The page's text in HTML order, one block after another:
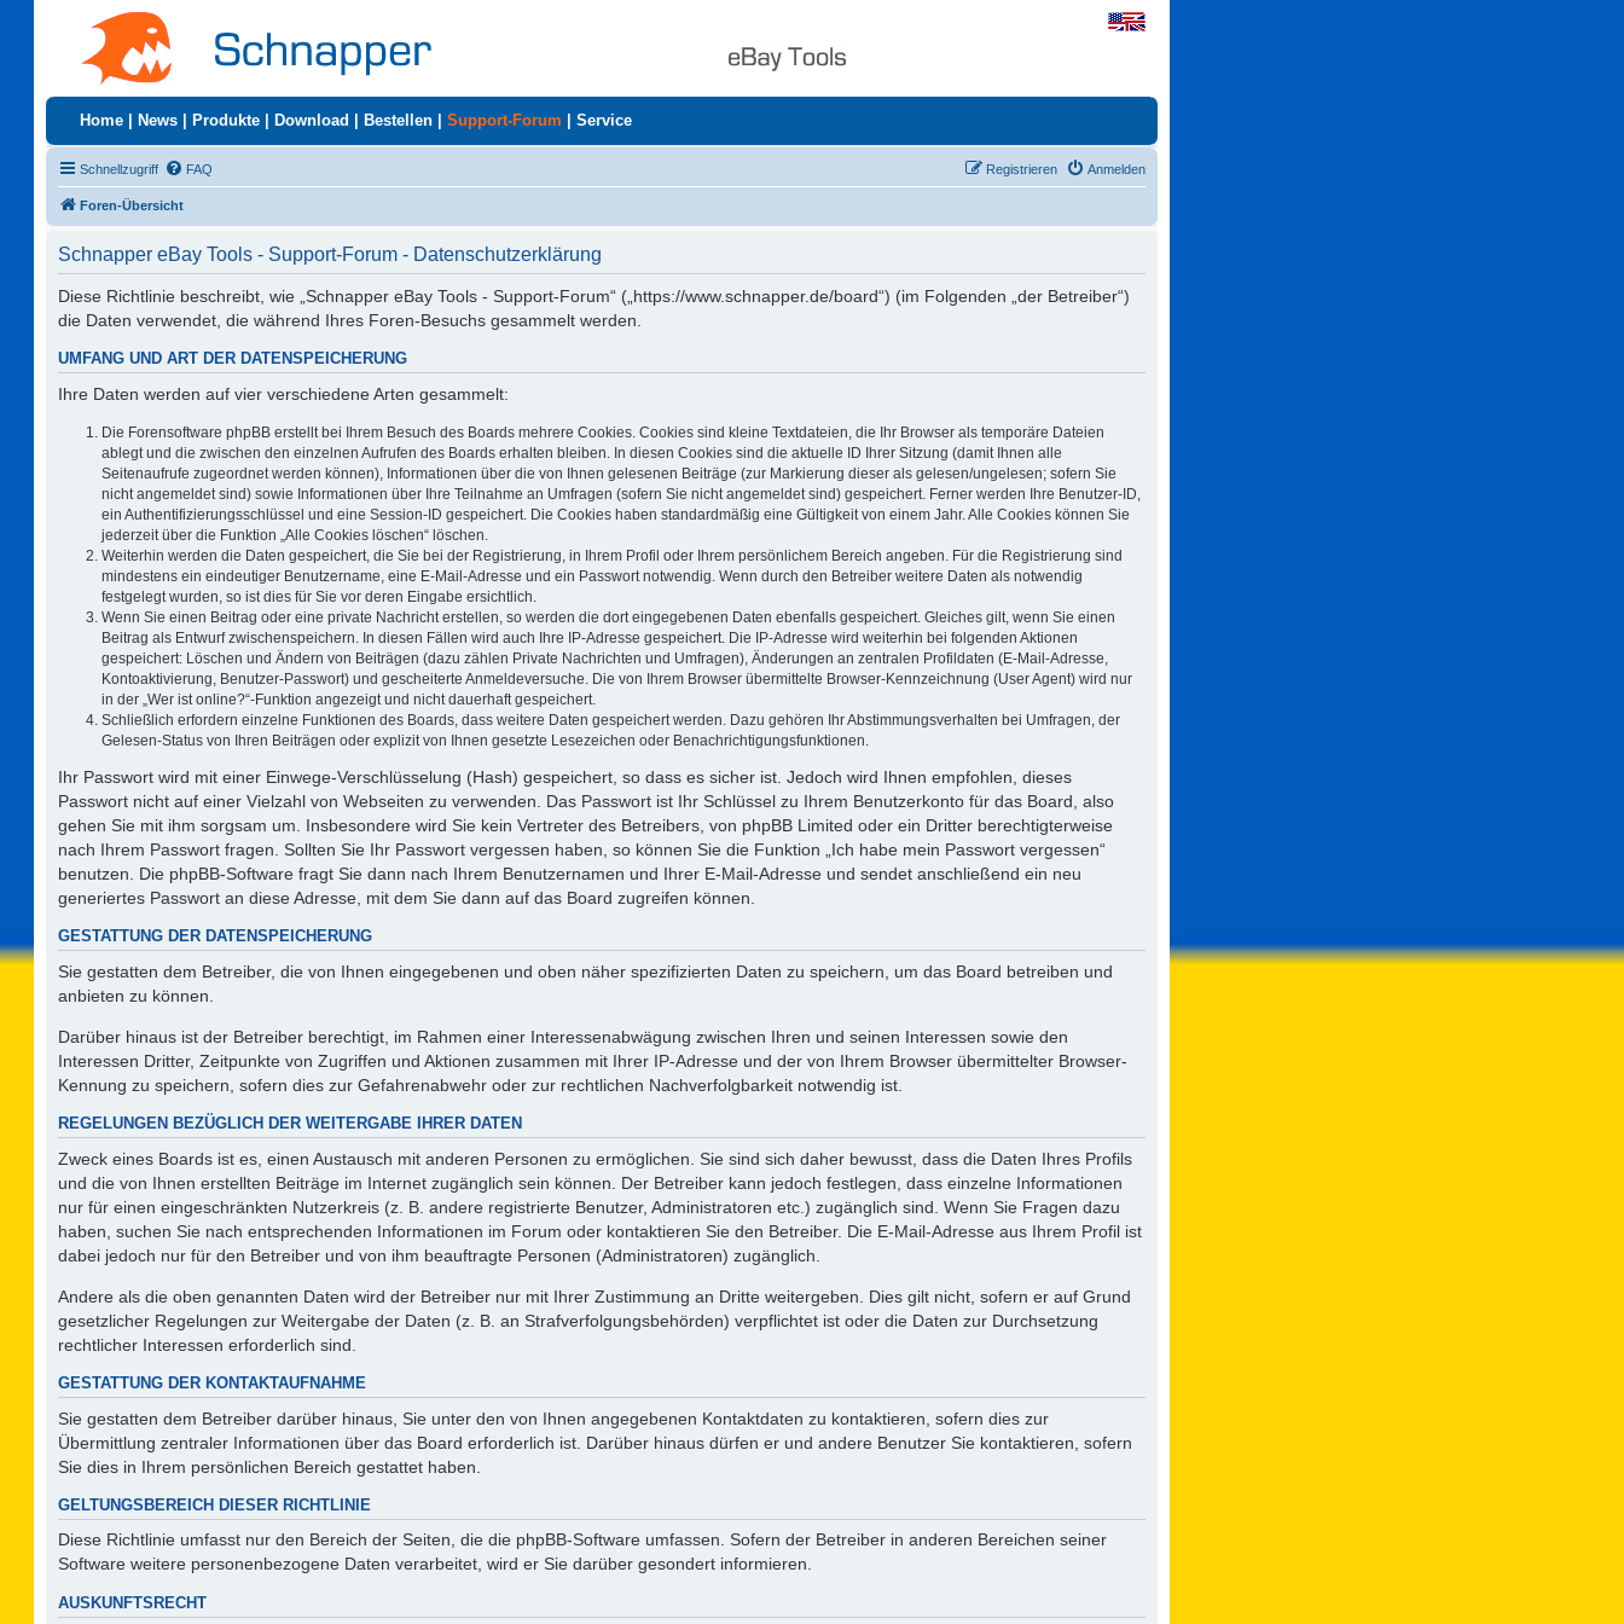
Home News Produkte Download Bestellen Support-Forum Service
Schnellzugriff FAQ Anmelden
Registrieren
Foren-Übersicht
Schnapper eBay Tools - Support-Forum - Datenschutzerklärung
Diese Richtlinie beschreibt, wie „Schnapper eBay Tools - Support-Forum“ („https://www.schnapper.de/board“) (im Folgenden „der Betreiber“)
die Daten verwendet, die während Ihres Foren-Besuchs gesammelt werden.
UMFANG UND ART DER DATENSPEICHERUNG
Ihre Daten werden auf vier verschiedene Arten gesammelt:
Die Forensoftware phpBB erstellt bei Ihrem Besuch des Boards mehrere Cookies. Cookies sind kleine Textdateien, die Ihr Browser als temporäre Dateien
ablegt und die zwischen den einzelnen Aufrufen des Boards erhalten bleiben. In diesen Cookies sind die aktuelle ID Ihrer Sitzung (damit Ihnen alle
Seitenaufrufe zugeordnet werden können), Informationen über die von Ihnen gelesenen Beiträge (zur Markierung dieser als gelesen/ungelesen; sofern Sie
nicht angemeldet sind) sowie Informationen über Ihre Teilnahme an Umfragen (sofern Sie nicht angemeldet sind) gespeichert. Ferner werden Ihre Benutzer-ID,
ein Authentifizierungsschlüssel und eine Session-ID gespeichert. Die Cookies haben standardmäßig eine Gültigkeit von einem Jahr. Alle Cookies können Sie
jederzeit über die Funktion „Alle Cookies löschen“ löschen.
Weiterhin werden die Daten gespeichert, die Sie bei der Registrierung, in Ihrem Profil oder Ihrem persönlichem Bereich angeben. Für die Registrierung sind
mindestens ein eindeutiger Benutzername, eine E-Mail-Adresse und ein Passwort notwendig. Wenn durch den Betreiber weitere Daten als notwendig
festgelegt wurden, so ist dies für Sie vor deren Eingabe ersichtlich.
Wenn Sie einen Beitrag oder eine private Nachricht erstellen, so werden die dort eingegebenen Daten ebenfalls gespeichert. Gleiches gilt, wenn Sie einen
Beitrag als Entwurf zwischenspeichern. In diesen Fällen wird auch Ihre IP-Adresse gespeichert. Die IP-Adresse wird weiterhin bei folgenden Aktionen
gespeichert: Löschen und Ändern von Beiträgen (dazu zählen Private Nachrichten und Umfragen), Änderungen an zentralen Profildaten (E-Mail-Adresse,
Kontoaktivierung, Benutzer-Passwort) und gescheiterte Anmeldeversuche. Die von Ihrem Browser übermittelte Browser-Kennzeichnung (User Agent) wird nur
in der „Wer ist online?“-Funktion angezeigt und nicht dauerhaft gespeichert.
Schließlich erfordern einzelne Funktionen des Boards, dass weitere Daten gespeichert werden. Dazu gehören Ihr Abstimmungsverhalten bei Umfragen, der
Gelesen-Status von Ihren Beiträgen oder explizit von Ihnen gesetzte Lesezeichen oder Benachrichtigungsfunktionen.
Ihr Passwort wird mit einer Einwege-Verschlüsselung (Hash) gespeichert, so dass es sicher ist. Jedoch wird Ihnen empfohlen, dieses
Passwort nicht auf einer Vielzahl von Webseiten zu verwenden. Das Passwort ist Ihr Schlüssel zu Ihrem Benutzerkonto für das Board, also
gehen Sie mit ihm sorgsam um. Insbesondere wird Sie kein Vertreter des Betreibers, von phpBB Limited oder ein Dritter berechtigterweise
nach Ihrem Passwort fragen. Sollten Sie Ihr Passwort vergessen haben, so können Sie die Funktion „Ich habe mein Passwort vergessen“
benutzen. Die phpBB-Software fragt Sie dann nach Ihrem Benutzernamen und Ihrer E-Mail-Adresse und sendet anschließend ein neu
generiertes Passwort an diese Adresse, mit dem Sie dann auf das Board zugreifen können.
GESTATTUNG DER DATENSPEICHERUNG
Sie gestatten dem Betreiber, die von Ihnen eingegebenen und oben näher spezifizierten Daten zu speichern, um das Board betreiben und
anbieten zu können.
Darüber hinaus ist der Betreiber berechtigt, im Rahmen einer Interessenabwägung zwischen Ihren und seinen Interessen sowie den
Interessen Dritter, Zeitpunkte von Zugriffen und Aktionen zusammen mit Ihrer IP-Adresse und der von Ihrem Browser übermittelter Browser-
Kennung zu speichern, sofern dies zur Gefahrenabwehr oder zur rechtlichen Nachverfolgbarkeit notwendig ist.
REGELUNGEN BEZÜGLICH DER WEITERGABE IHRER DATEN
Zweck eines Boards ist es, einen Austausch mit anderen Personen zu ermöglichen. Sie sind sich daher bewusst, dass die Daten Ihres Profils
und die von Ihnen erstellten Beiträge im Internet zugänglich sein können. Der Betreiber kann jedoch festlegen, dass einzelne Informationen
nur für einen eingeschränkten Nutzerkreis (z. B. andere registrierte Benutzer, Administratoren etc.) zugänglich sind. Wenn Sie Fragen dazu
haben, suchen Sie nach entsprechenden Informationen im Forum oder kontaktieren Sie den Betreiber. Die E-Mail-Adresse aus Ihrem Profil ist
dabei jedoch nur für den Betreiber und von ihm beauftragte Personen (Administratoren) zugänglich.
Andere als die oben genannten Daten wird der Betreiber nur mit Ihrer Zustimmung an Dritte weitergeben. Dies gilt nicht, sofern er auf Grund
gesetzlicher Regelungen zur Weitergabe der Daten (z. B. an Strafverfolgungsbehörden) verpflichtet ist oder die Daten zur Durchsetzung
rechtlicher Interessen erforderlich sind.
GESTATTUNG DER KONTAKTAUFNAHME
Sie gestatten dem Betreiber darüber hinaus, Sie unter den von Ihnen angegebenen Kontaktdaten zu kontaktieren, sofern dies zur
Übermittlung zentraler Informationen über das Board erforderlich ist. Darüber hinaus dürfen er und andere Benutzer Sie kontaktieren, sofern
Sie dies in Ihrem persönlichen Bereich gestattet haben.
GELTUNGSBEREICH DIESER RICHTLINIE
Diese Richtlinie umfasst nur den Bereich der Seiten, die die phpBB-Software umfassen. Sofern der Betreiber in anderen Bereichen seiner
Software weitere personenbezogene Daten verarbeitet, wird er Sie darüber gesondert informieren.
AUSKUNFTSRECHT